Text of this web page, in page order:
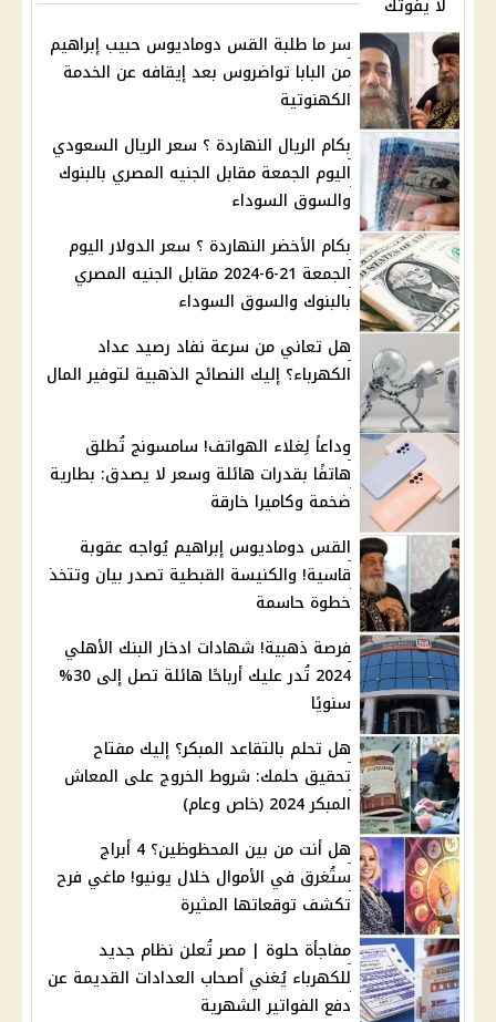
سر ما طلبة القس دوماديوس حبيب إبراهيم
من البابا تواضروس بعد إيقافه عن الخدمة
الكهنوتية
بكام الريال النهاردة ؟ سعر الريال السعودي
اليوم الجمعة مقابل الجنيه المصري بالبنوك
والسوق السوداء
بكام الأخضر النهاردة ؟ سعر الدولار اليوم
الجمعة 21-6-2024 مقابل الجنيه المصري
بالبنوك والسوق السوداء
هل تعاني من سرعة نفاد رصيد عداد
الكهرباء؟ إليك النصائح الذهبية لتوفير المال
وداعاً لِغلاء الهواتف! سامسونج تُطلق
هاتفًا بقدرات هائلة وسعر لا يصدق: بطارية
ضخمة وكاميرا خارقة
القس دوماديوس إبراهيم يُواجه عقوبة
قاسية! والكنيسة القبطية تصدر بيان وتتخذ
خطوة حاسمة
فرصة ذهبية! شهادات ادخار البنك الأهلي
2024 تُدر عليك أرباحًا هائلة تصل إلى 30%
سنويًا
هل تحلم بالتقاعد المبكر؟ إليك مفتاح
تحقيق حلمك: شروط الخروج على المعاش
المبكر 2024 (خاص وعام)
هل أنت من بين المحظوظين؟ 4 أبراج
ستُغرق في الأموال خلال يونيو! ماغي فرح
تكشف توقعاتها المثيرة
مفاجأة حلوة | مصر تُعلن نظام جديد
للكهرباء يُغني أصحاب العدادات القديمة عن
دفع الفواتير الشهرية